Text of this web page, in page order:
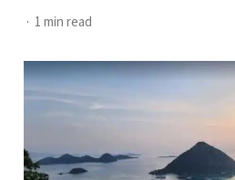
1 min read